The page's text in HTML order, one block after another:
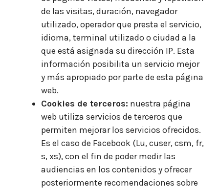
de las visitas, duración, navegador
utilizado, operador que presta el servicio,
idioma, terminal utilizado o ciudad a la
que está asignada su dirección IP. Esta
información posibilita un servicio mejor
y más apropiado por parte de esta página
web.
Cookies de terceros: nuestra página
web utiliza servicios de terceros que
permiten mejorar los servicios ofrecidos.
Es el caso de Facebook (Lu, cuser, csm, fr,
s, xs), con el fin de poder medir las
audiencias en los contenidos y ofrecer
posteriormente recomendaciones sobre